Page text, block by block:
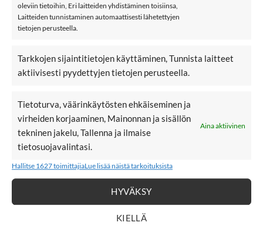
oleviin tietoihin, Eri laitteiden yhdistäminen toisiinsa,
Laitteiden tunnistaminen automaattisesti lähetettyjen
tietojen perusteella.
Tarkkojen sijaintitietojen käyttäminen, Tunnista laitteet
aktiivisesti pyydettyjen tietojen perusteella.
Tietoturva, väärinkäytösten ehkäiseminen ja
virheiden korjaaminen, Mainonnan ja sisällön
tekninen jakelu, Tallenna ja ilmaise
tietosuojavalintasi.
Aina aktiivinen
Hallitse 1627 toimittajiaLue lisää näistä tarkoituksista
HYVÄKSY
KIELLÄ
Materiaali: 80% puuvillaa, 17% polyamidi, ja 3% elastaania
Väri: Island Fossil
Hoito: 30 °C konepesu
name it
Lisää sukkia
LISÄÄ